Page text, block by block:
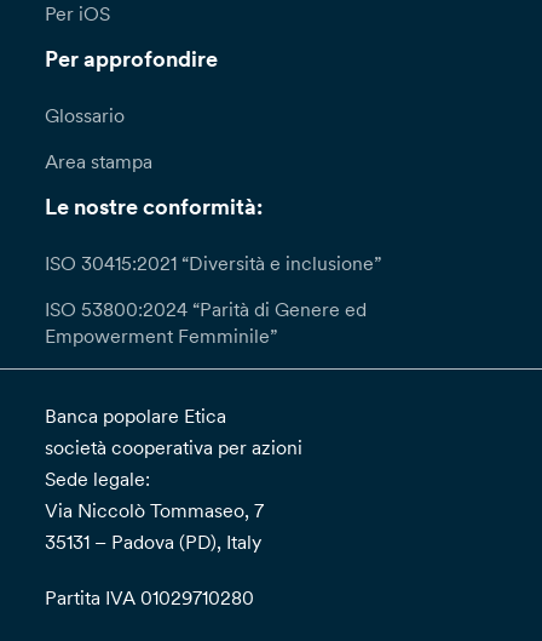
Per iOS
Per approfondire
Glossario
Area stampa
Le nostre conformità:
ISO 30415:2021 “Diversità e inclusione”
ISO 53800:2024 “Parità di Genere ed
Empowerment Femminile”
Banca popolare Etica
società cooperativa per azioni
Sede legale:
Via Niccolò Tommaseo, 7
35131 – Padova (PD), Italy
Partita IVA 01029710280